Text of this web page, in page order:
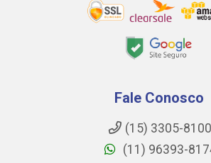
Fale Conosco
(15) 3305-8100
(11) 96393-